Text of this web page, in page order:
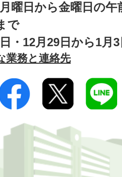
曜日から金曜日の午
で
日・12月29日から1月
業務と連絡先